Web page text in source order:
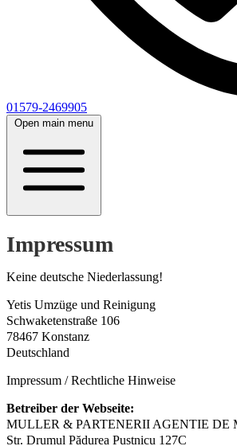
01579-2469905
Open main menu
Impressum
Keine deutsche Niederlassung!
Yetis Umzüge und Reinigung
Schwaketenstraße 106
78467 Konstanz
Deutschland
Impressum / Rechtliche Hinweise
Betreiber der Webseite:
MULLER & PARTENERII AGENTIE DE
Str. Drumul Pădurea Pustnicu 127C